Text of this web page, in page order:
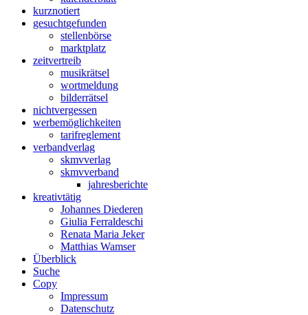
kurznotiert
gesuchtgefunden
stellenbörse
marktplatz
zeitvertreib
musikrätsel
wortmeldung
bilderrätsel
nichtvergessen
werbemöglichkeiten
tarifreglement
verbandverlag
skmvverlag
skmvverband
jahresberichte
kreativtätig
Johannes Diederen
Giulia Ferraldeschi
Renata Maria Jeker
Matthias Wamser
Überblick
Suche
Copy
Impressum
Datenschutz